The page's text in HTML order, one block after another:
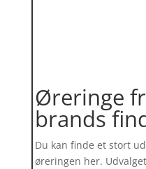
Øreringe
brands
Du kan finde et stort
øreringen her.